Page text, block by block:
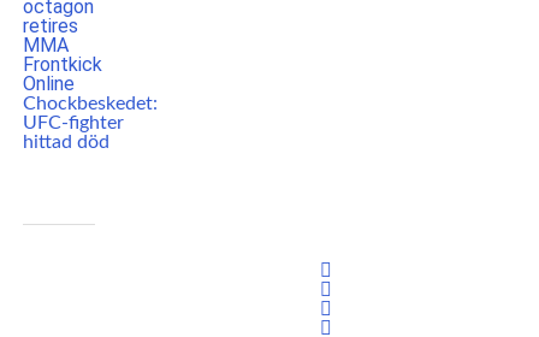
Chockbeskedet:
UFC-fighter
hittad död